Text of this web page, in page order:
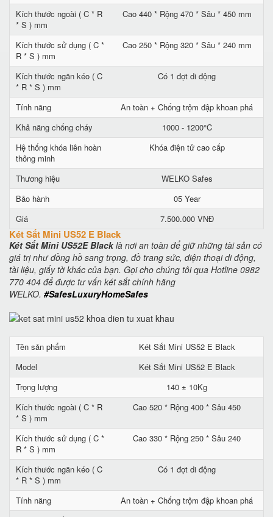
Kích thước ngoài ( C * R
* S ) mm
Cao 440 * Rộng 470 * Sâu * 450 mm
Kích thước sử dụng ( C *
R * S ) mm
Cao 250 * Rộng 320 * Sâu * 240 mm
Kích thước ngăn kéo ( C
* R * S ) mm
Có 1 đợt di động
Tính năng
An toàn + Chống trộm đập khoan phá
Khả năng chống cháy
1000 - 1200°C
Hệ thống khóa liên hoàn
thông minh
Khóa điện tử cao cấp
Thương hiệu
WELKO Safes
Bảo hành
05 Year
Giá
7.500.000 VNĐ
Két Sắt Mini US52 E Black
Két Sắt Mini US52E Blacklà nơi an toàn để giữ những tài sản có
giá trị như đồng hồ sang trọng, đồ trang sức, điện thoại di động,
tài liệu, giấy tờ khác của bạn. Gọi cho chúng tôi qua Hotline 0982
770 404 để được tư vấn két sắt chính hãng
WELKO. #SafesLuxuryHomeSafes
Tên sản phẩm
Két Sắt Mini US52 E Black
Model
Két Sắt Mini US52 E Black
Trọng lượng
140 ± 10Kg
Kích thước ngoài ( C * R
* S ) mm
Cao 520 * Rộng 400 * Sâu 450
Kích thước sử dụng ( C *
R * S ) mm
Cao 330 * Rộng 250 * Sâu 240
Kích thước ngăn kéo ( C
* R * S ) mm
Có 1 đợt di động
Tính năng
An toàn + Chống trộm đập khoan phá